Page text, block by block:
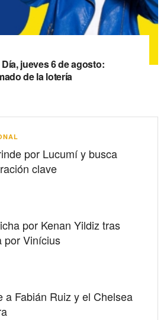
jueves 6 de agosto:
de la lotería
por Lucumí y busca
clave
por Kenan Yildiz tras
por Vinícius
a Fabián Ruiz y el Chelsea